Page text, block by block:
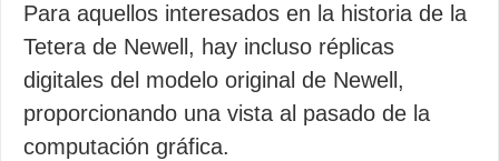
Para aquellos interesados en la historia de la
Tetera de Newell, hay incluso réplicas
digitales del modelo original de Newell,
proporcionando una vista al pasado de la
computación gráfica.